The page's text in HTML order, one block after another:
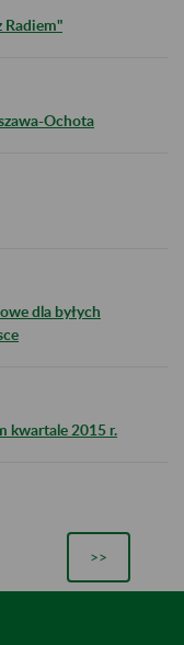
Radiem"
Ochota
dla byłych
kwartale 2015 r.
>>